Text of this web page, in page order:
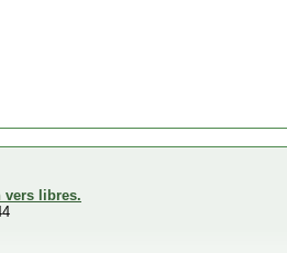
vers libres.